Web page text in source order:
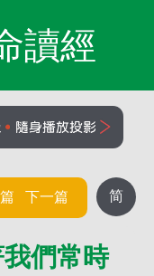
讀經
简
下一篇
們常時